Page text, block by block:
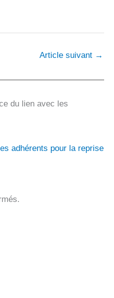
Article suivant →
du lien avec les
adhérents pour la reprise